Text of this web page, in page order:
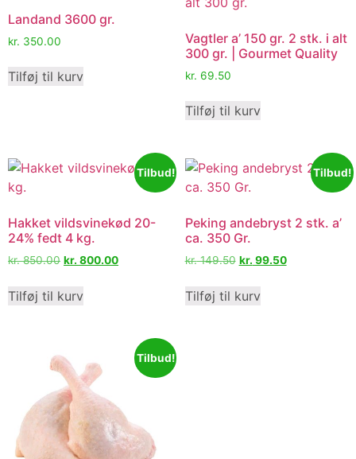
Landand 3600 gr.
kr. 350.00
Tilføj til kurv
Vagtler a’ 150 gr. 2 stk. i alt
300 gr. | Gourmet Quality
kr. 69.50
Tilføj til kurv
Tilbud!
Hakket vildsvinekød 20-
24% fedt 4 kg.
kr.850.00 kr. 800.00
Tilføj til kurv
Tilbud!
Peking andebryst 2 stk. a’
ca. 350 Gr.
kr.149.50 kr. 99.50
Tilføj til kurv
Tilbud!